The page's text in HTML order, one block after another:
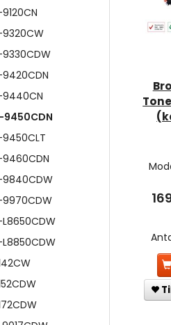
9440CN
9450CDN
9840CDW
9970CDW